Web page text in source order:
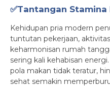
✅Tantangan
Kehidupan pria modern
tuntutan pekerjaan,
keharmonisan rumah
sering kali kehabisan
pola makan tidak teratur,
sehat semakin